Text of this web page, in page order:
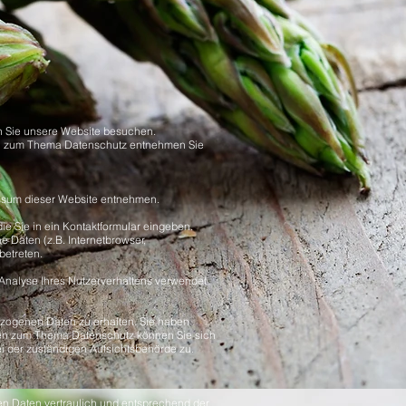
unsere Website besuchen.
Thema Datenschutz entnehmen Sie
dieser Website entnehmen.
Sie in ein Kontaktformular eingeben.
Daten (z.B. Internetbrowser,
Ihres Nutzerverhaltens verwendet
Daten zu erhalten. Sie haben
zum Thema Datenschutz können Sie sich
der zuständigen Aufsichtsbehörde zu.
Daten vertraulich und entsprechend der